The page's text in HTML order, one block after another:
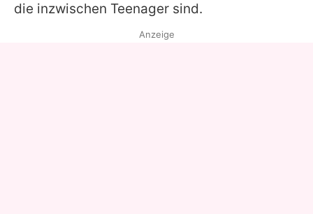
die inzwischen Teenager sind.
Anzeige